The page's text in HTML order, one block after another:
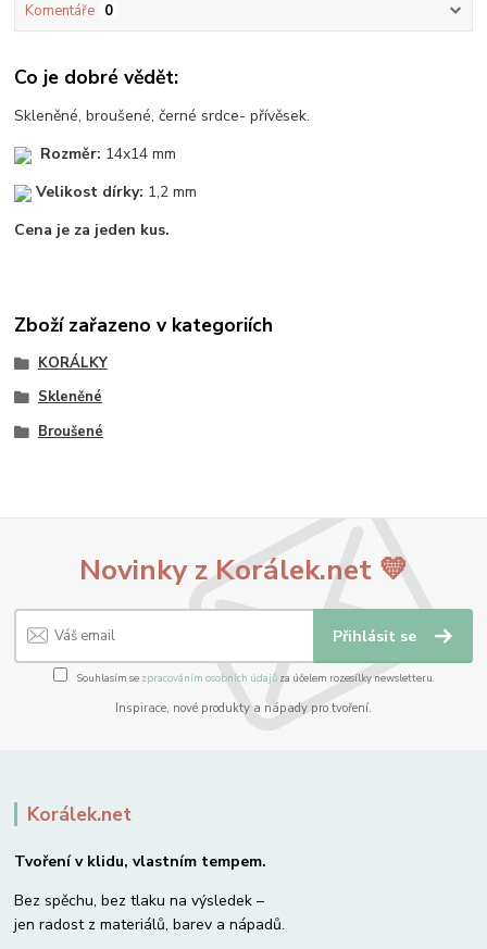
Komentáře 0
Co je dobré vědět:
Skleněné, broušené, černé srdce- přívěsek.
Rozměr: 14x14 mm
Velikost dírky: 1,2 mm
Cena je za jeden kus.
Zboží zařazeno v kategoriích
KORÁLKY
Skleněné
Broušené
Novinky z Korálek.net 💛
Přihlásit se
Souhlasím se zpracováním osobních údajůza účelem rozesílky newsletteru.
Inspirace, nové produkty a nápady pro tvoření.
Korálek.net
Tvoření v klidu, vlastním tempem.
Bez spěchu, bez tlaku na výsledek –
jen radost z materiálů, barev a nápadů.